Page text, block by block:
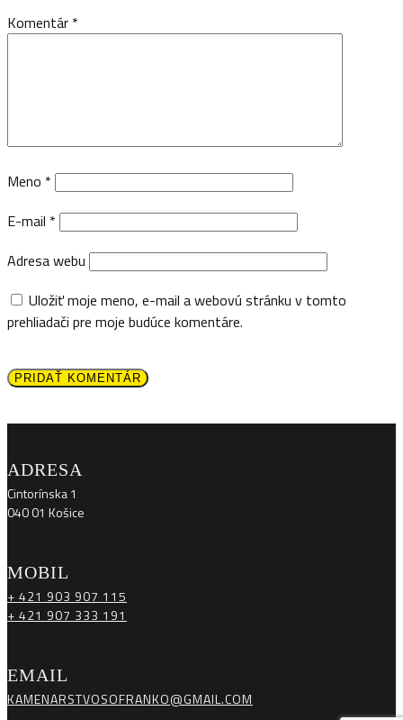
Komentár *
Meno *
E-mail *
Adresa webu
Uložiť moje meno, e-mail a webovú stránku v tomto
prehliadači pre moje budúce komentáre.
PRIDAŤ KOMENTÁR
ADRESA
Cintorínska 1
040 01 Košice
MOBIL
+ 421 903 907 115
+ 421 907 333 191
EMAIL
KAMENARSTVOSOFRANKO@GMAIL.COM